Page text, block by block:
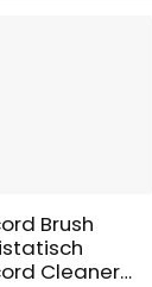
Brush
Cleaner